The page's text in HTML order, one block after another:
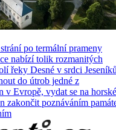
po termální prameny
nabízí tolik rozmanitých
řeky Desné v srdci
do útrob jedné z
v Evropě, vydat se na horské
zakončit poznáváním